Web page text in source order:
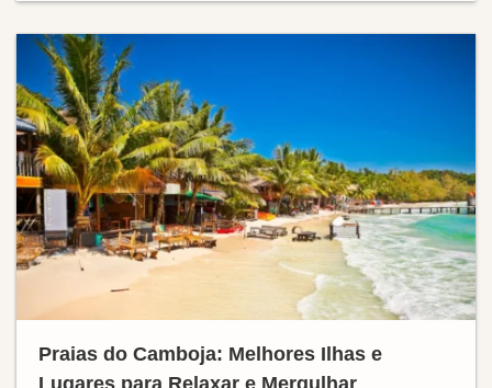
Praias do Camboja: Melhores Ilhas e